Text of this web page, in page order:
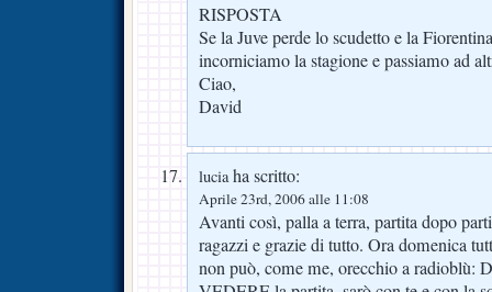
RISPOSTA
Se la Juve perde lo scudetto e la
incorniciamo la stagione e passiamo ad
Ciao,
David
luciaha scritto:
Aprile 23rd, 2006 alle 11:08
Avanti così, palla a terra, partita dopo
ragazzi e grazie di tutto. Ora domenica
non può, come me, orecchio a radioblù: